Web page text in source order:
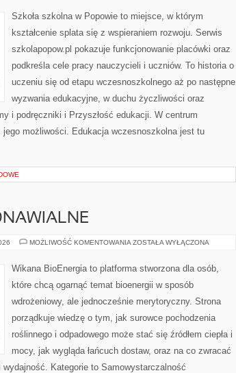
Szkoła szkolna w Popowie to miejsce, w którym
kształcenie splata się z wspieraniem rozwoju. Serwis
szkolapopow.pl pokazuje funkcjonowanie placówki oraz
podkreśla cele pracy nauczycieli i uczniów. To historia o
uczeniu się od etapu wczesnoszkolnego aż po następne
wyzwania edukacyjne, w duchu życzliwości oraz
i podręczniki i Przyszłość edukacji. W centrum
możliwości. Edukacja wczesnoszkolna jest tu
MOŻLIWOŚĆ KOMENTOWANIA ELEKTROWNIE
ZOSTAŁA WYŁĄCZONA
Wikana BioEnergia to platforma stworzona dla osób,
które chcą ogarnąć temat bioenergii w sposób
wdrożeniowy, ale jednocześnie merytoryczny. Strona
porządkuje wiedzę o tym, jak surowce pochodzenia
roślinnego i odpadowego może stać się źródłem ciepła i
mocy, jak wygląda łańcuch dostaw, oraz na co zwracać
Kategorie to Samowystarczalność